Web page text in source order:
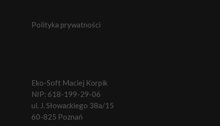
Polityka prywatności
Eko-Soft Maciej Korpik
NIP: 618-199-29-06
ul. J. Słowackiego 38a/15
60-825 Poznań